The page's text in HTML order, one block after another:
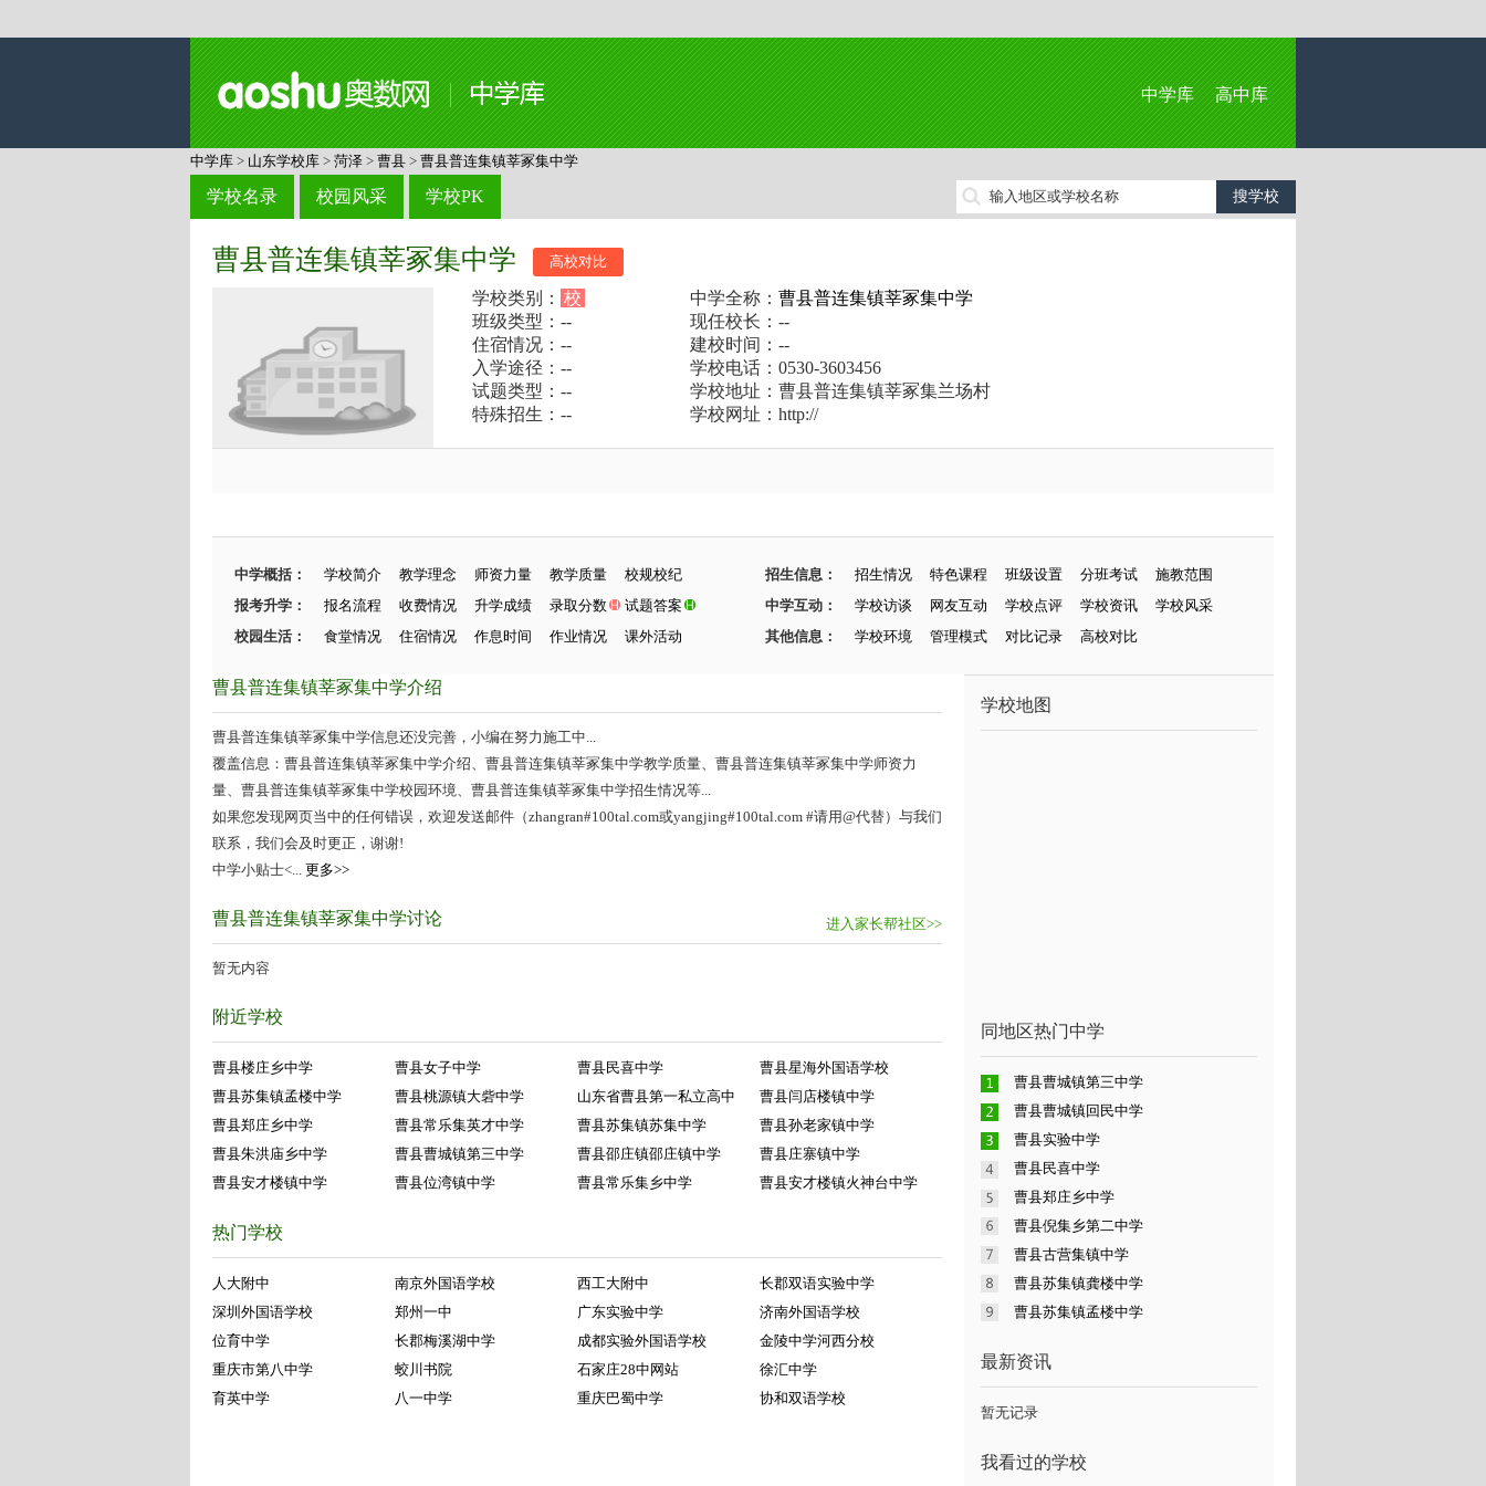
中学库 高中库
中学库 > 山东学校库 > 菏泽 > 曹县 > 曹县普连集镇莘冢集中学
学校名录 校园风采 学校PK
曹县普连集镇莘冢集中学 高校对比
学校类别： 校 中学全称： 曹县普连集镇莘冢集中学
班级类型：--
现任校长：--
住宿情况：--
建校时间：--
入学途径：--
学校电话：0530-3603456
试题类型：--
学校地址：曹县普连集镇莘冢集兰场村
特殊招生：--
学校网址：http://
中学概括： 学校简介 教学理念 师资力量 教学质量 校规校纪 招生信息： 招生情况 特色课程 班级设置 分班考试
施教范围
报考升学：
报名流程 收费情况 升学成绩 录取分数 试题答案 中学互动： 学校访谈 网友互动 学校点评 学校资讯
学校风采
校园生活：
食堂情况 住宿情况 作息时间 作业情况 课外活动 其他信息： 学校环境 管理模式 对比记录 高校对比
曹县普连集镇莘冢集中学介绍
曹县普连集镇莘冢集中学信息还没完善，小编在努力施工中...
覆盖信息：曹县普连集镇莘冢集中学介绍、曹县普连集镇莘冢集中学教学质量、曹县普连集镇莘冢集中学师资力
量、曹县普连集镇莘冢集中学校园环境、曹县普连集镇莘冢集中学招生情况等...
如果您发现网页当中的任何错误，欢迎发送邮件（zhangran#100tal.com或yangjing#100tal.com #请用@代替）与我们
联系，我们会及时更正，谢谢!
中学小贴士<... 更多>>
进入家长帮社区>>
曹县普连集镇莘冢集中学讨论
暂无内容
附近学校
曹县楼庄乡中学 曹县女子中学 曹县民喜中学
曹县星海外国语学校
曹县苏集镇孟楼中学
曹县桃源镇大砦中学 山东省曹县第一私立高中
曹县闫店楼镇中学
曹县郑庄乡中学
曹县常乐集英才中学 曹县苏集镇苏集中学
曹县孙老家镇中学
曹县朱洪庙乡中学
曹县曹城镇第三中学 曹县邵庄镇邵庄镇中学
曹县庄寨镇中学
曹县安才楼镇中学
曹县位湾镇中学 曹县常乐集乡中学 曹县安才楼镇火神台中学
热门学校
人大附中 南京外国语学校 西工大附中
长郡双语实验中学
深圳外国语学校
郑州一中 广东实验中学
济南外国语学校
位育中学
长郡梅溪湖中学 成都实验外国语学校
金陵中学河西分校
重庆市第八中学
蛟川书院 石家庄28中网站
徐汇中学
育英中学
八一中学 重庆巴蜀中学 协和双语学校
学校地图
同地区热门中学
曹县曹城镇第三中学
曹县曹城镇回民中学
曹县实验中学
曹县民喜中学
曹县郑庄乡中学
曹县倪集乡第二中学
曹县古营集镇中学
曹县苏集镇龚楼中学
曹县苏集镇孟楼中学
最新资讯
暂无记录
我看过的学校